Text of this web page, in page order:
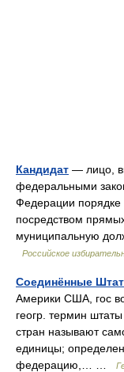
Кандидат — лицо,
федеральными
Федерации порядке
посредством
муниципальную
Российское
Соединённые
Америки США, гос
геогр. термин
стран называют
единицы;
федерацию,… …